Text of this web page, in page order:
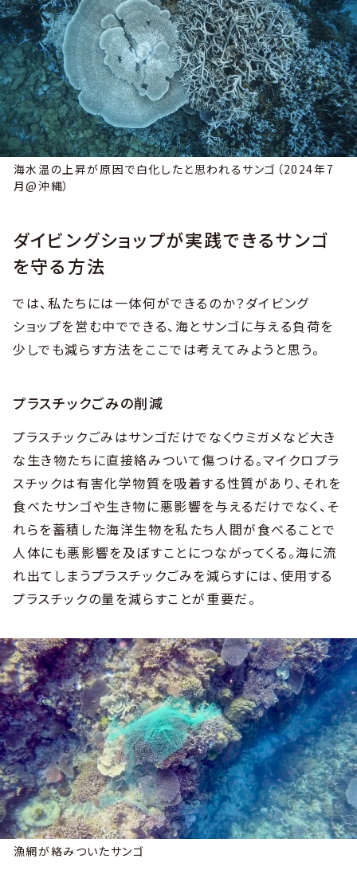
海水温の上昇が原因で白化したと思われるサンゴ（2024年7
月@沖縄）
ダイビングショップが実践できるサンゴ
を守る方法
では、私たちには一体何ができるのか？ダイビング
ショップを営む中でできる、海とサンゴに与える負荷を
少しでも減らす方法をここでは考えてみようと思う。
プラスチックごみの削減
プラスチックごみはサンゴだけでなくウミガメなど大き
な生き物たちに直接絡みついて傷つける。マイクロプラ
スチックは有害化学物質を吸着する性質があり、それを
食べたサンゴや生き物に悪影響を与えるだけでなく、そ
れらを蓄積した海洋生物を私たち人間が食べることで
人体にも悪影響を及ぼすことにつながってくる。海に流
れ出てしまうプラスチックごみを減らすには、使用する
プラスチックの量を減らすことが重要だ。
漁網が絡みついたサンゴ